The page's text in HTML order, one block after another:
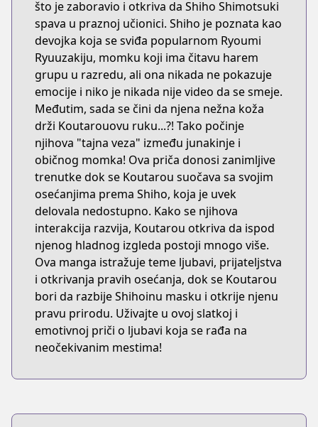
što je zaboravio i otkriva da Shiho Shimotsuki
spava u praznoj učionici. Shiho je poznata kao
devojka koja se sviđa popularnom Ryoumi
Ryuuzakiju, momku koji ima čitavu harem
grupu u razredu, ali ona nikada ne pokazuje
emocije i niko je nikada nije video da se smeje.
Međutim, sada se čini da njena nežna koža
drži Koutarouovu ruku...?! Tako počinje
njihova "tajna veza" između junakinje i
običnog momka! Ova priča donosi zanimljive
trenutke dok se Koutarou suočava sa svojim
osećanjima prema Shiho, koja je uvek
delovala nedostupno. Kako se njihova
interakcija razvija, Koutarou otkriva da ispod
njenog hladnog izgleda postoji mnogo više.
Ova manga istražuje teme ljubavi, prijateljstva
i otkrivanja pravih osećanja, dok se Koutarou
bori da razbije Shihoinu masku i otkrije njenu
pravu prirodu. Uživajte u ovoj slatkoj i
emotivnoj priči o ljubavi koja se rađa na
neočekivanim mestima!